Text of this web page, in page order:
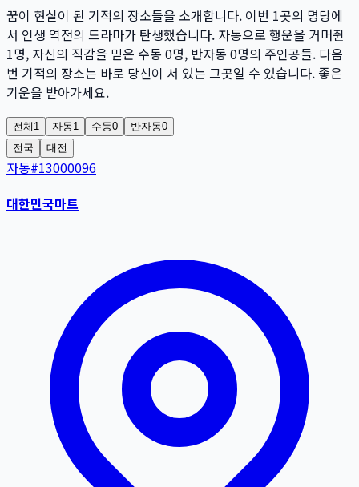
꿈이 현실이 된 기적의 장소들을 소개합니다. 이번 1곳의 명당에
서 인생 역전의 드라마가 탄생했습니다. 자동으로 행운을 거머쥔
1명, 자신의 직감을 믿은 수동 0명, 반자동 0명의 주인공들. 다음
번 기적의 장소는 바로 당신이 서 있는 그곳일 수 있습니다. 좋은
기운을 받아가세요.
전체 1 자동1 수동0 반자동0
전국
대전
자동#13000096
대한민국마트